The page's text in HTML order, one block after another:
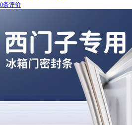
0条评价